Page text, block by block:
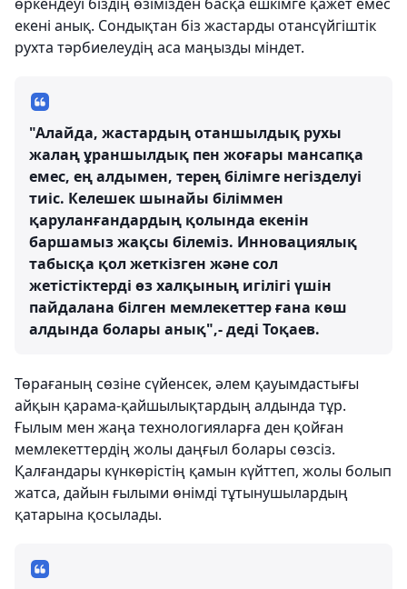
екені анық. Сондықтан біз жастарды отансүйгіштік
рухта тәрбиелеудің аса маңызды міндет.
"Алайда, жастардың отаншылдық рухы
жалаң ұраншылдық пен жоғары мансапқа
емес, ең алдымен, терең білімге негізделуі
тиіс. Келешек шынайы біліммен
қаруланғандардың қолында екенін
баршамыз жақсы білеміз. Инновациялық
табысқа қол жеткізген және сол
жетістіктерді өз халқының игілігі үшін
пайдалана білген мемлекеттер ғана көш
алдында болары анық",- деді Тоқаев.
Төрағаның сөзіне сүйенсек, әлем қауымдастығы
айқын қарама-қайшылықтардың алдында тұр.
Ғылым мен жаңа технологияларға ден қойған
мемлекеттердің жолы даңғыл болары сөзсіз.
Қалғандары күнкөрістің қамын күйттеп, жолы болып
жатса, дайын ғылыми өнімді тұтынушылардың
қатарына қосылады.